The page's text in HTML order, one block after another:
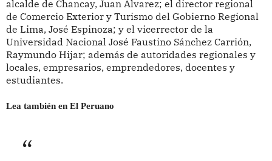
alcalde de Chancay, Juan Álvarez; el director regional
de Comercio Exterior y Turismo del Gobierno Regional
de Lima, José Espinoza; y el vicerrector de la
Universidad Nacional José Faustino Sánchez Carrión,
Raymundo Hijar; además de autoridades regionales y
locales, empresarios, emprendedores, docentes y
estudiantes.
Lea también en El Peruano